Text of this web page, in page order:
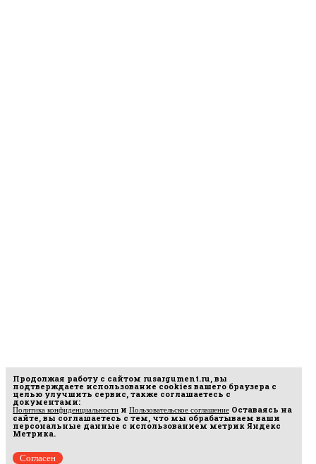
Продолжая работу с сайтом rusargument.ru, вы
подтверждаете использование cookies вашего браузера с
целью улучшить сервис, также соглашаетесь с
документами:
Политика конфиденциальности и Пользовательское соглашение Оставаясь на
сайте, вы соглашаетесь с тем, что мы обрабатываем ваши
персональные данные с использованием метрик Яндекс
Метрика.
Согласен